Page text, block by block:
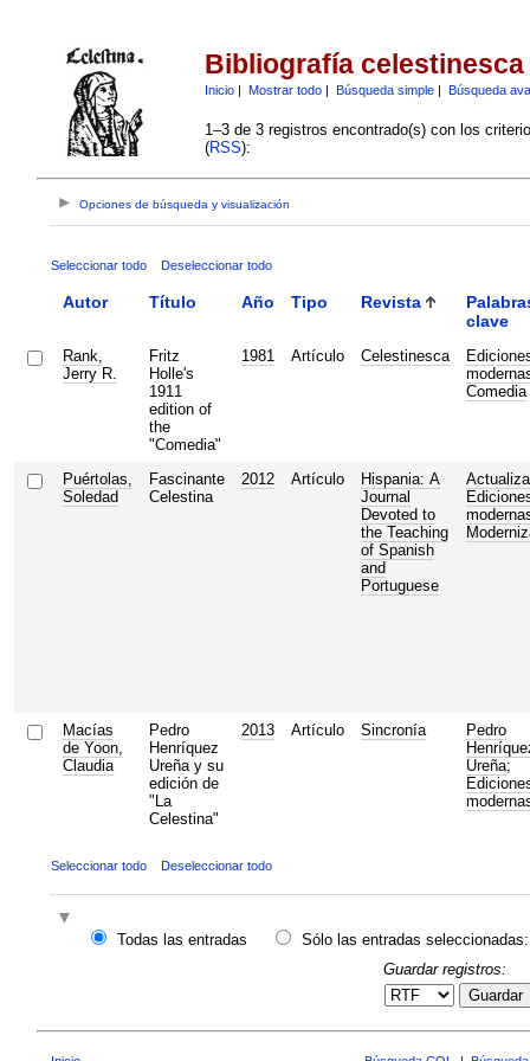
Bibliografía celestinesca
Inicio| Mostrar todo| Búsqueda simple| Búsqueda
1–3 de 3 registros encontrado(s) con los
(RSS):
Opciones de búsqueda y visualización
Seleccionar todo Deseleccionar todo
Autor Título Año Tipo Revista
clave
Rank,
Jerry R.
Fritz
Holle's
1911
edition of
the
"Comedia"
1981 Artículo Celestinesca
Comedia
Puértolas,
Soledad
Fascinante
Celestina
2012 Artículo
Hispania: A
Journal
Devoted to
the Teaching
of Spanish
and
Portuguese
Macías
de Yoon,
Claudia
Pedro
Henríquez
Ureña y su
edición de
"La
Celestina"
2013 Artículo Sincronía
Pedro
Ureña;
Seleccionar todo Deseleccionar todo
Todas las entradas
Sólo las entradas seleccionadas:
Guardar registros:
Guardar